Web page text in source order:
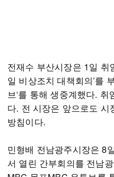
전재수 부산시장은 1일 취
일 비상조치 대책회의’를
브‘를 통해 생중계했다.
다. 전 시장은 앞으로도
방침이다.
민형배 전남광주시장은 8
서 열린 간부회의를 전남